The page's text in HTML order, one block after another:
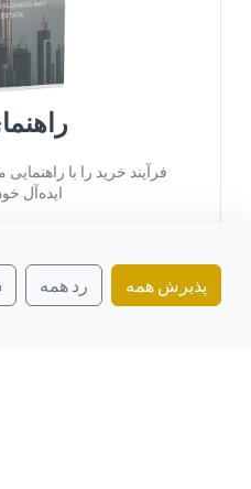
فرآیند خرید را با
ایده‌آل
رد همه پذیرش همه